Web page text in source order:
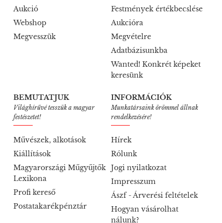
Aukció
Webshop
Megvesszük
Festmények értékbecslése
Aukcióra
Megvételre
Adatbázisunkba
Wanted! Konkrét képeket
keresünk
BEMUTATJUK
Világhírűvé tesszük a magyar
festészetet!
Művészek, alkotások
Kiállítások
Magyarországi Műgyűjtők
Lexikona
Profi kereső
Postatakarékpénztár
INFORMÁCIÓK
Munkatársaink örömmel állnak
rendelkezésére!
Hírek
Rólunk
Jogi nyilatkozat
Impresszum
Ászf - Árverési feltételek
Hogyan vásárolhat
nálunk?